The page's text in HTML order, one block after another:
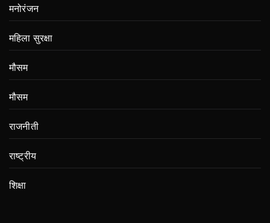
मनोरंजन
महिला सुरक्षा
मौसम
मौसम
राजनीती
राष्ट्रीय
शिक्षा